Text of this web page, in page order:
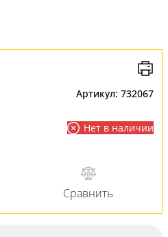
Артикул: 732067
Нет в наличии